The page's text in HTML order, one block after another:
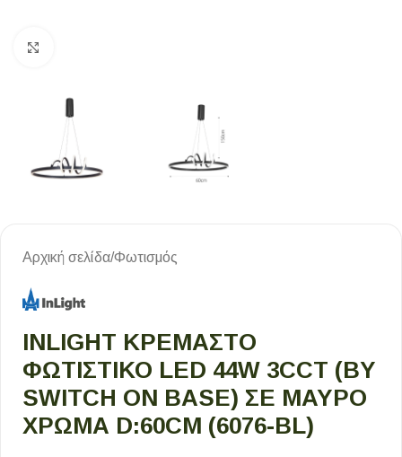
Αρχική σελίδα/Φωτισμός
INLIGHT ΚΡΕΜΑΣΤΌ
ΦΩΤΙΣΤΙΚΌ LED 44W 3CCT (BY
SWITCH ON BASE) ΣΕ ΜΑΎΡΟ
ΧΡΏΜΑ D:60CM (6076-BL)